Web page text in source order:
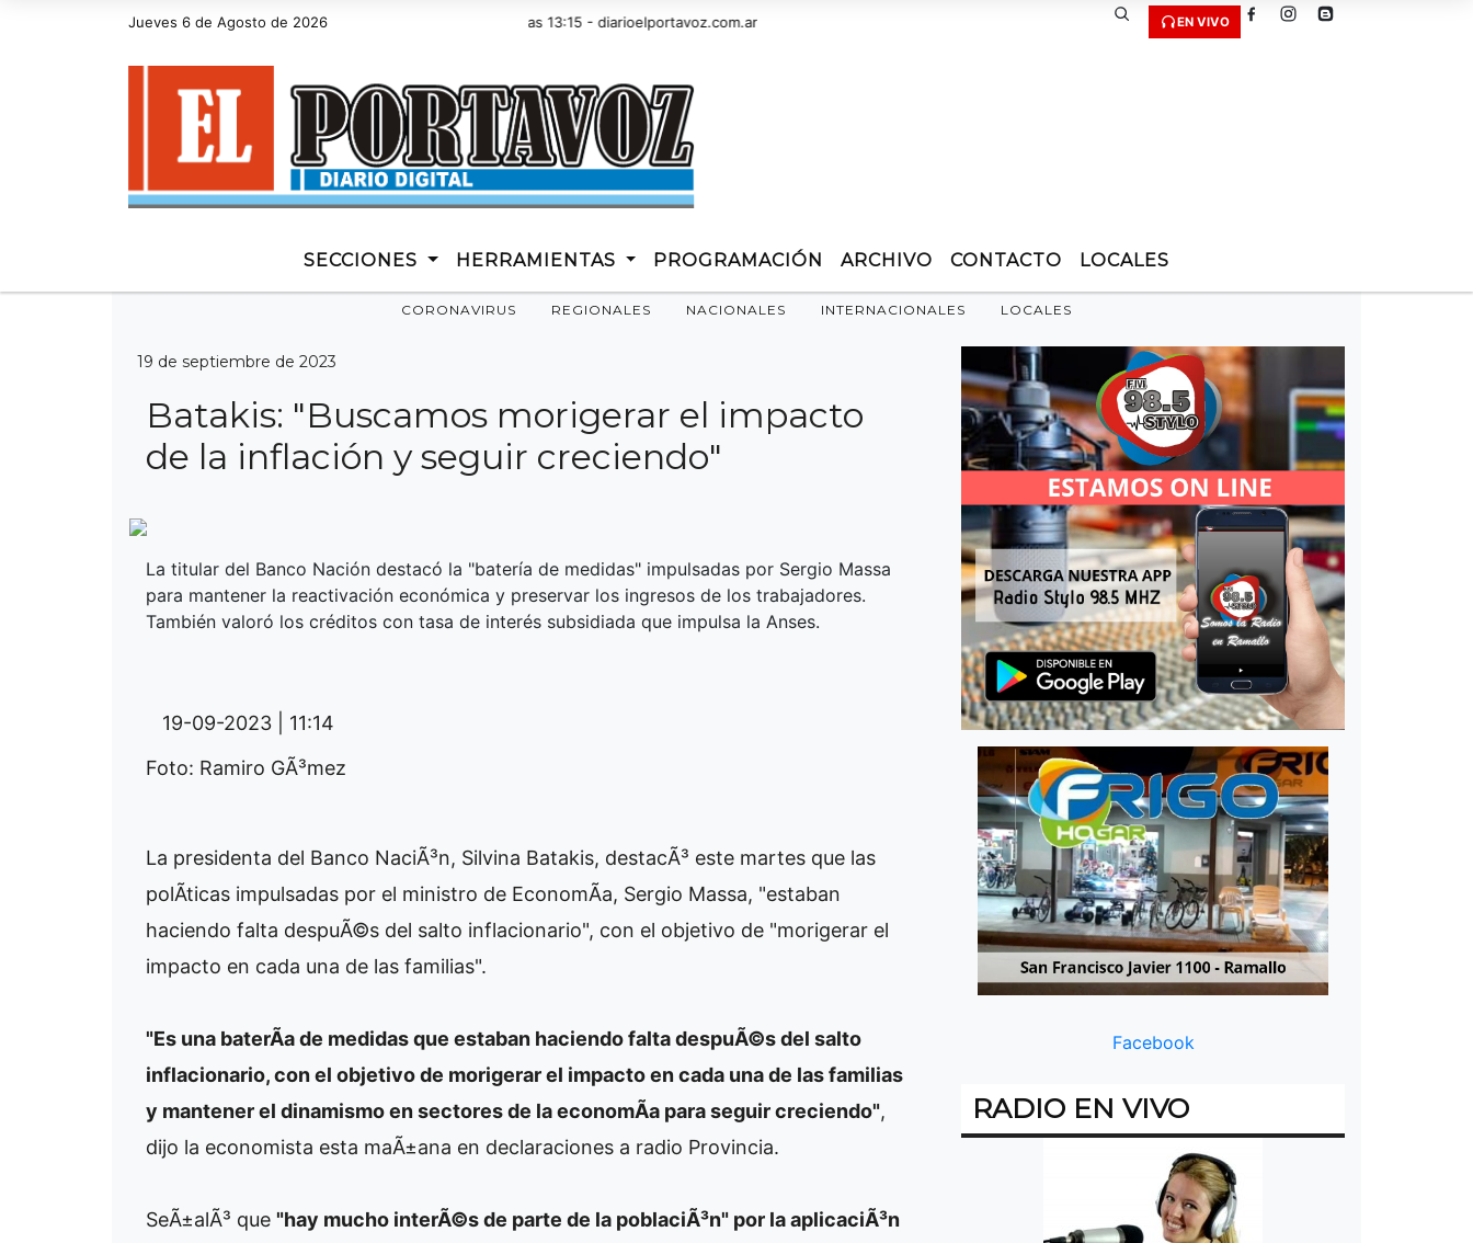
Jueves 6 de Agosto de 2026
Hoy es Jueves 6 de Agosto de 2026 y son las 13:15 - diarioelportavoz.com.ar EN VIVO
SECCIONES HERRAMIENTAS PROGRAMACIÓN ARCHIVO CONTACTO LOCALES
CORONAVIRUS REGIONALES NACIONALES INTERNACIONALES LOCALES
19 de septiembre de 2023
Batakis: "Buscamos morigerar el impacto
de la inflación y seguir creciendo"
La titular del Banco Nación destacó la "batería de medidas" impulsadas por Sergio Massa
para mantener la reactivación económica y preservar los ingresos de los trabajadores.
También valoró los créditos con tasa de interés subsidiada que impulsa la Anses.
19-09-2023 | 11:14
Foto: Ramiro GÃ³mez
La presidenta del Banco NaciÃ³n, Silvina Batakis, destacÃ³ este martes que las
polÃ­ticas impulsadas por el ministro de EconomÃ­a, Sergio Massa, "estaban
haciendo falta despuÃ©s del salto inflacionario", con el objetivo de "morigerar el
impacto en cada una de las familias".
"Es una baterÃ­a de medidas que estaban haciendo falta despuÃ©s del salto
inflacionario, con el objetivo de morigerar el impacto en cada una de las familias
y mantener el dinamismo en sectores de la economÃ­a para seguir creciendo",
dijo la economista esta maÃ±ana en declaraciones a radio Provincia.
SeÃ±alÃ³ que "hay mucho interÃ©s de parte de la poblaciÃ³n" por la aplicaciÃ³n
Facebook
RADIO EN VIVO